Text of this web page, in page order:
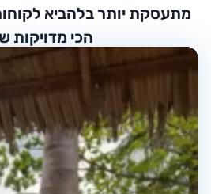
מתעסקת יותר בלהביא
הכי מדויקות